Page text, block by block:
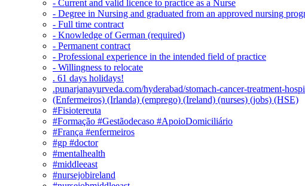
- Current and valid licence to practice as a Nurse
- Degree in Nursing and graduated from an approved nursing
- Full time contract
- Knowledge of German (required)
- Permanent contract
- Professional experience in the intended field of practice
- Willingness to relocate
. 61 days holidays!
.punarjanayurveda.com/hyderabad/stomach-cancer-treatment-
(Enfermeiros) (Irlanda) (emprego) (Ireland) (nurses) (jobs) (HSE)
#Fisiotereuta
#Formação #Gestãodecaso #ApoioDomiciliário
#França #enfermeiros
#gp #doctor
#mentalhealth
#middleeast
#nursejobireland